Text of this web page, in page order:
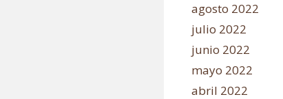
agosto 2022
julio 2022
junio 2022
mayo 2022
abril 2022